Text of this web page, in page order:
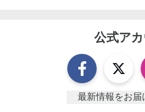
公式アカ
最新情報をお届